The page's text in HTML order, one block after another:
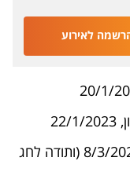
לאירוע
​פתיחת סמסטר אביב ביום רביעי, 8/3/2023 (ותודה לחג